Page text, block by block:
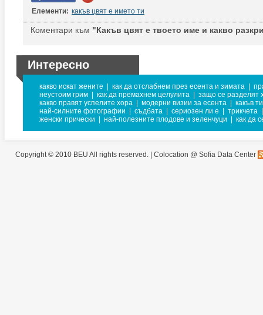
Елементи: какъв цвят е името ти
Коментари към "Какъв цвят е твоето име и какво
Интересно
какво искат жените как да отслабнем през есента и зимата
неустоим грим
как да премахнем целулита
защо се разделят
какво правят успелите хора
модерни визии за есента
какъв
най-силните фотографии
съдбата сериозен ли е трикчета
женски прически
най-полезните плодове и зеленчуци как да
Copyright © 2010 BEU All rights reserved. | Colocation @ Sofia Data Center